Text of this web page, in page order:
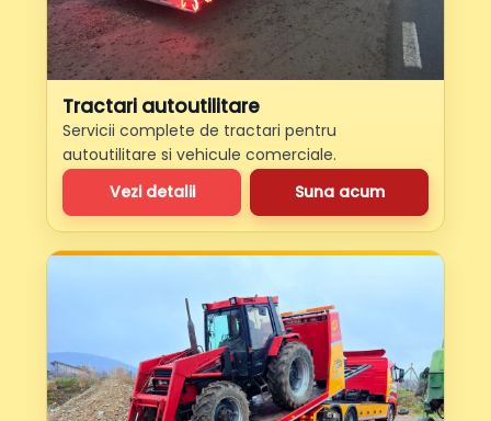
Tractari autoutilitare
Servicii complete de tractari pentru
autoutilitare si vehicule comerciale.
Vezi detalii
Suna acum